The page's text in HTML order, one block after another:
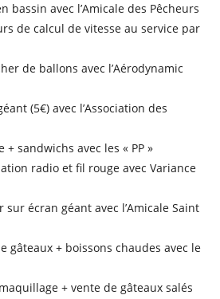
bassin avec l’Amicale des Pêcheurs
de calcul de vitesse au service par
de ballons avec l’Aérodynamic
(5€) avec l’Association des
+ sandwichs avec les « PP »
radio et fil rouge avec Variance
sur écran géant avec l’Amicale Saint
gâteaux + boissons chaudes avec le
+ vente de gâteaux salés